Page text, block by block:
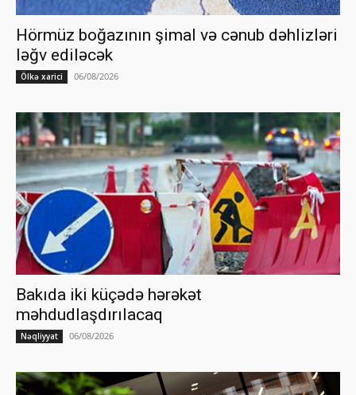
Hörmüz boğazının şimal və cənub dəhlizləri
ləğv ediləcək
Ölkə xarici 06/08/2026
Bakıda iki küçədə hərəkət
məhdudlaşdırılacaq
Nəqliyyat 06/08/2026